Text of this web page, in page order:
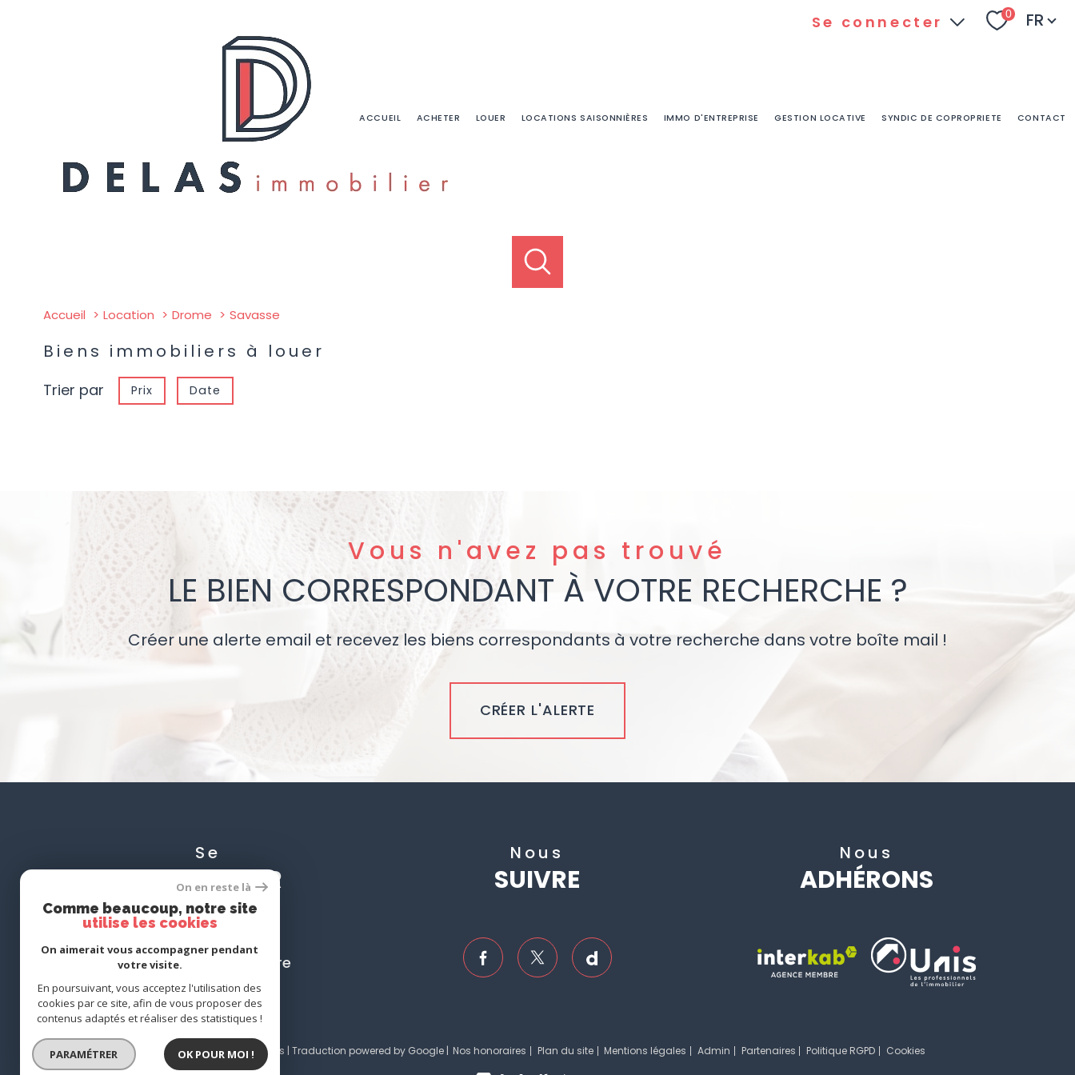
Se connecter 0 Langue
FR
ACCUEIL ACHETER LOUER LOCATIONS SAISONNIÈRES IMMO D'ENTREPRISE GESTION LOCATIVE SYNDIC DE COPROPRIETE CONTACT
Accueil Location Drome Savasse
Biens immobiliers à louer
Trier par Prix Date
Vous n'avez pas trouvé
LE BIEN CORRESPONDANT À VOTRE RECHERCHE ?
Créer une alerte email et recevez les biens correspondants à votre recherche dans votre boîte mail !
CRÉER L'ALERTE
Se
CONNECTER
espace propriétaire
Nous
SUIVRE
Nous
ADHÉRONS
© 2026 | Tous droits réservés | Traduction powered by Google | Nos honoraires Plan du site Mentions légales Admin Partenaires Politique RGPD Cookies
On en reste là
Comme beaucoup, notre site
utilise les cookies
On aimerait vous accompagner pendant
votre visite.
En poursuivant, vous acceptez l'utilisation des
cookies par ce site, afin de vous proposer des
contenus adaptés et réaliser des statistiques !
PARAMÉTRER OK POUR MOI !